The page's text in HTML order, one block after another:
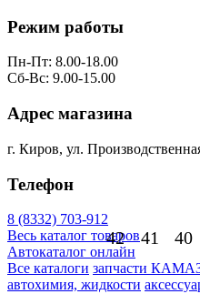
Режим работы
Пн-Пт: 8.00-18.00
Сб-Вс: 9.00-15.00
Адрес магазина
г. Киров, ул.
Телефон
8 (8332) 703-912
Весь каталог товаров
Автокаталог онлайн
Все каталоги запчасти
автохимия, жидкости
42 41 40